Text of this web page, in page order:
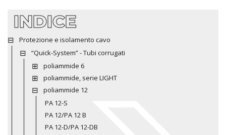
INDICE
Protezione e isolamento cavo
“Quick-System” - Tubi corrugati
poliammide 6
poliammide, serie LIGHT
poliammide 12
PA 12-S
PA 12/PA 12 B
PA 12-D/PA 12-DB